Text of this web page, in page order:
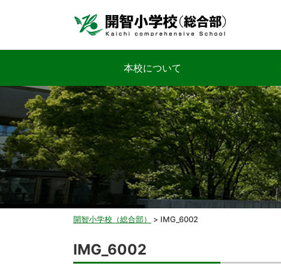
本校について
開智小学校（総合部） > IMG_6002
IMG_6002